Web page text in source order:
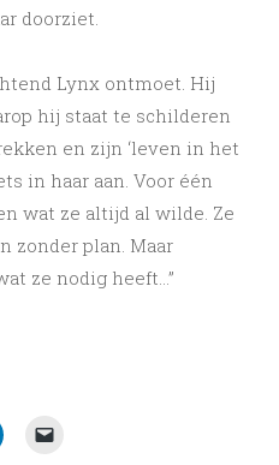
doorziet.
Lynx ontmoet. Hij
hij staat te schilderen
en zijn ‘leven in het
in haar aan. Voor één
wat ze altijd al wilde. Ze
zonder plan. Maar
ze nodig heeft…”